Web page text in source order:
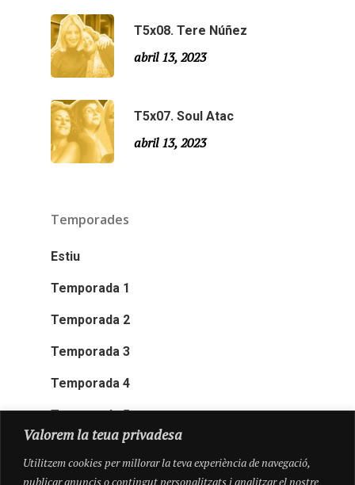
Valorem la teua privadesa
Utilitzem cookies per millorar la teva experiència de navegació,
publicar anuncis o contingut personalitzats i analitzar el nostre
T5x08. Tere Núñez
abril 13, 2023
T5x07. Soul Atac
abril 13, 2023
Temporades
Estiu
Temporada 1
Temporada 2
Temporada 3
Temporada 4
Temporada 5